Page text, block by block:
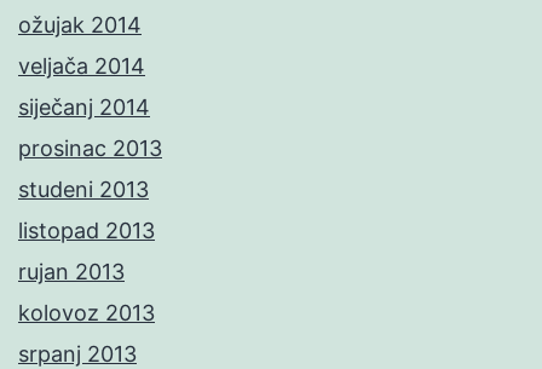
ožujak 2014
veljača 2014
siječanj 2014
prosinac 2013
studeni 2013
listopad 2013
rujan 2013
kolovoz 2013
srpanj 2013